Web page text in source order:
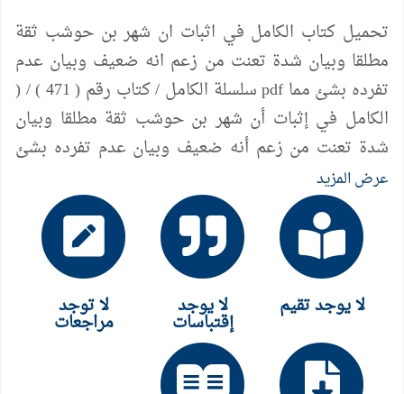
تحميل كتاب الكامل في اثبات ان شهر بن حوشب ثقة
مطلقا وبيان شدة تعنت من زعم انه ضعيف وبيان عدم
تفرده بشئ مما pdf سلسلة الكامل / كتاب رقم ( 471 ) / (
الكامل في إثبات أن شهر بن حوشب ثقة مطلقا وبيان
شدة تعنت من زعم أنه ضعيف وبيان عدم تفرده بشئ
مما انتُقِد عليه ) ، لمؤلفه د/ عامر الحسيني
عرض المزيد
لا يوجد تقيم لا يوجد
إقتباسات
لا توجد
مراجعات